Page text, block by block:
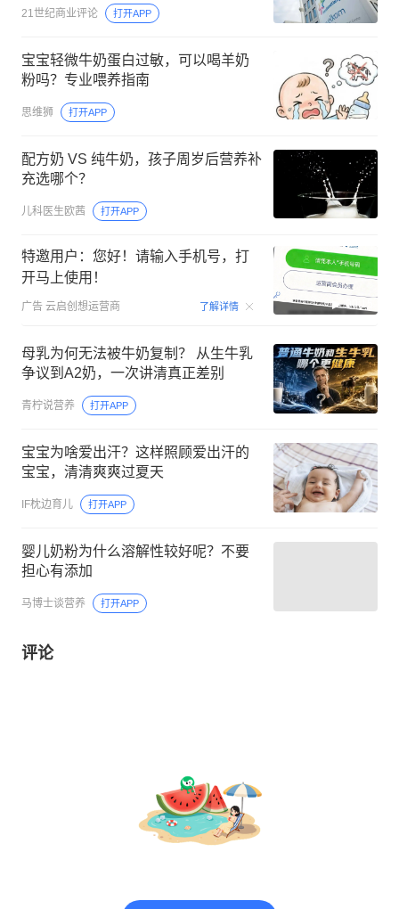
21世纪商业评论 打开APP
宝宝轻微牛奶蛋白过敏，可以喝羊奶
粉吗？专业喂养指南
思维狮 打开APP
配方奶 VS 纯牛奶，孩子周岁后营养补
充选哪个？
儿科医生欧茜 打开APP
特邀用户：您好！请输入手机号，打
开马上使用！
广告 云启创想运营商 了解详情 00:15
母乳为何无法被牛奶复制？ 从生牛乳
争议到A2奶，一次讲清真正差别
青柠说营养 打开APP
宝宝为啥爱出汗？这样照顾爱出汗的
宝宝，清清爽爽过夏天
IF枕边育儿 打开APP
婴儿奶粉为什么溶解性较好呢？不要
担心有添加
马博士谈营养 打开APP
评论